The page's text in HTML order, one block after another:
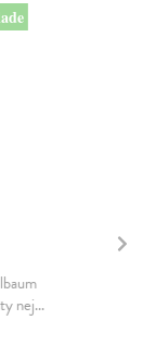
nej...